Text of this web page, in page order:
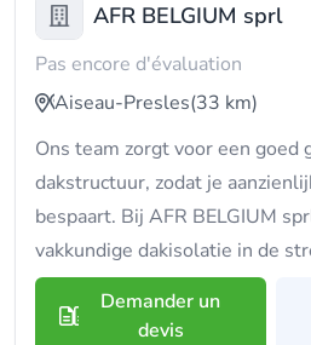
AFR BELGIUM sprl
Pas encore d'évaluation
Aiseau-Presles(33 km)
Ons team zorgt voor een goed
dakstructuur, zodat je
bespaart. Bij AFR BELGIUM
vakkundige dakisolatie in de
Demander un
devis